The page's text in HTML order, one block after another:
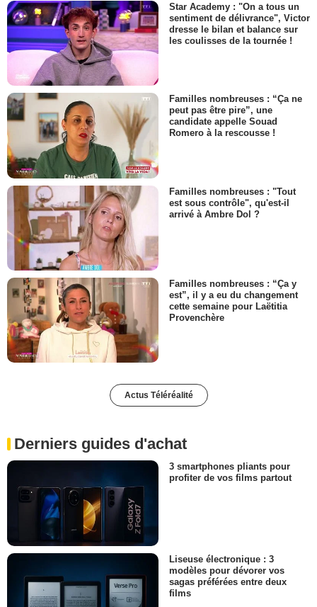
Star Academy : "On a tous un
sentiment de délivrance", Victor
dresse le bilan et balance sur
les coulisses de la tournée !
Familles nombreuses : “Ça ne
peut pas être pire”, une
candidate appelle Souad
Romero à la rescousse !
Familles nombreuses : "Tout
est sous contrôle", qu'est-il
arrivé à Ambre Dol ?
Familles nombreuses : “Ça y
est”, il y a eu du changement
cette semaine pour Laëtitia
Provenchère
Actus Téléréalité
Derniers guides d'achat
3 smartphones pliants pour
profiter de vos films partout
Liseuse électronique : 3
modèles pour dévorer vos
sagas préférées entre deux
films